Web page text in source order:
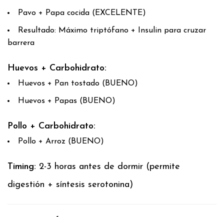
Pavo + Papa cocida (EXCELENTE)
Resultado: Máximo triptófano + Insulin para cruzar
barrera
Huevos + Carbohidrato:
Huevos + Pan tostado (BUENO)
Huevos + Papas (BUENO)
Pollo + Carbohidrato:
Pollo + Arroz (BUENO)
Timing: 2-3 horas antes de dormir (permite
digestión + síntesis serotonina)